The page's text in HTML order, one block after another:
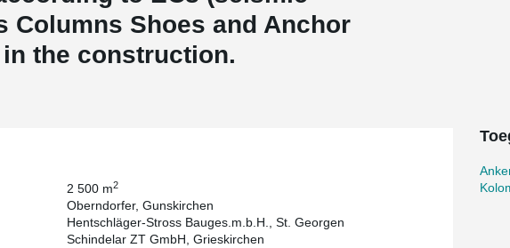
Columns Shoes and Anchor
the construction.
2 500 m2
Oberndorfer, Gunskirchen
Hentschläger-Stross Bauges.m.b.H., St. Georgen
Schindelar ZT GmbH, Grieskirchen